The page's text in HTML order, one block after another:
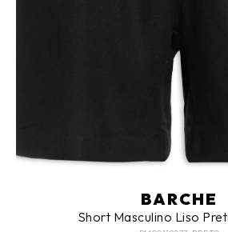
BARCHE
Short Masculino Liso